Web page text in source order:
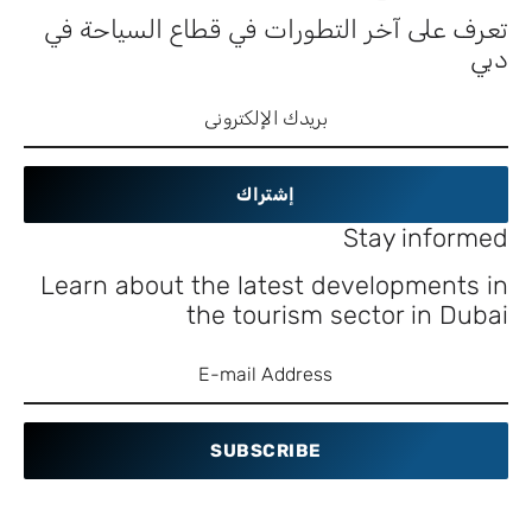
تعرف على آخر التطورات في قطاع السياحة في
دبي
إشتراك
Stay informed
Learn about the latest developments in
the tourism sector in Dubai
SUBSCRIBE